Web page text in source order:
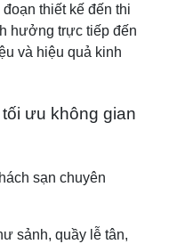
thiết kế đến thi
hưởng trực tiếp đến
và hiệu quả kinh
ưu không gian
sạn chuyên
sảnh, quầy lễ tân,